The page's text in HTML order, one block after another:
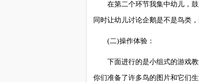
在第二个环节我集中幼儿，鼓
同时让幼儿讨论企鹅是不是鸟类
(二)操作体验：
下面进行的是小组式的游戏教
你们准备了许多鸟的图片和它们